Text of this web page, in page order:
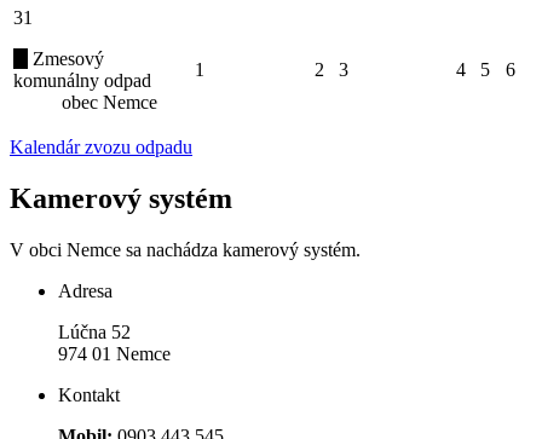
31
Zmesový
komunálny odpad
obec Nemce
1 2 3 4 5 6
Kalendár zvozu odpadu
Kamerový systém
V obci Nemce sa nachádza kamerový systém.
Adresa
Lúčna 52
974 01 Nemce
Kontakt